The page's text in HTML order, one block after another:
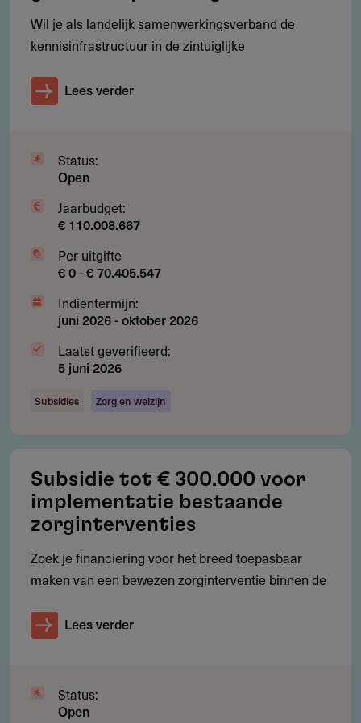
gezondheidsbevordering' kunnen aanvragen, namens de
instelling waaraan zij verbonden zijn.
De organisatie is een publiekrechtelijke of
privaatrechtelijke rechtspersoon, gevestigd in het
De hoofdaanvrager en bestuurlijk verantwoordelijke
werken bij dezelfde organisatie
Per organisatie wordt maximaal één keer subsidie
toegekend uit deze oproep
Per eerder gefinancierd project wordt maximaal één
Werkgebied
Waar is deze subsidie beschikbaar?
op de Nederlandse context.
Welke voorwaarden gelden?
Het project start uiterlijk 1 maart 2027, na verzending
van de beschikking (het subsidiebesluit)
De aanvraag is in het Nederlands geschreven en
Wil je als landelijk samenwerkingsverband de
kennisinfrastructuur in de zintuiglijke
Lees verder
Status:
Open
Jaarbudget:
€ 110.008.667
Per uitgifte
€ 0 - € 70.405.547
Indientermijn:
juni 2026-oktober 2026
Laatst geverifieerd:
5 juni 2026
Subsidies Zorg en welzijn
Subsidie tot € 300.000 voor
implementatie bestaande
zorginterventies
Zoek je financiering voor het breed toepasbaar
maken van een bewezen zorginterventie binnen de
Lees verder
Status:
Open